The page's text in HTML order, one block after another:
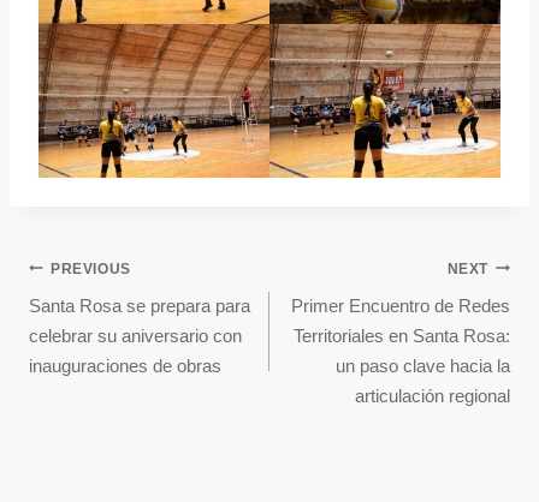
PREVIOUS
Santa Rosa se prepara para
celebrar su aniversario con
inauguraciones de obras
NEXT
Primer Encuentro de Redes
Territoriales en Santa Rosa:
un paso clave hacia la
articulación regional